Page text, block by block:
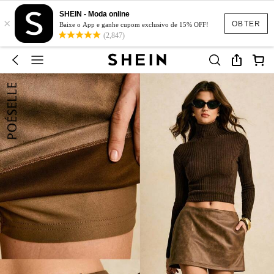
OBTER
×
SHEIN - Moda online
Baixe o App e ganhe cupom exclusivo de 15% OFF!
(2,847)